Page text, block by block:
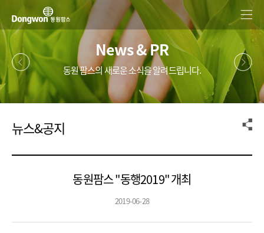
News & PR
동원 팜스의 새로운 소식을 알려드립니다.
뉴스&공지
동원팜스 "동행2019" 개최
2019-06-28